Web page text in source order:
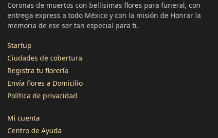
Coronas de muertos con bellisimas flores para funeral, con
entrega express a todo México y con la misión de Honrar la
memoria de ese ser tan especial para ti.
Startup
Ciudades de cobertura
Registra tu florería
Envía flores a Domicilio
Política de privacidad
Mi cuenta
Centro de Ayuda
3496 Reseñas